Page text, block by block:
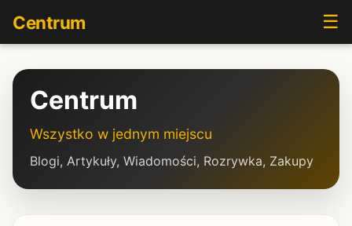
Centrum ☰
Centrum
Wszystko w jednym miejscu
Blogi, Artykuły, Wiadomości, Rozrywka, Zakupy